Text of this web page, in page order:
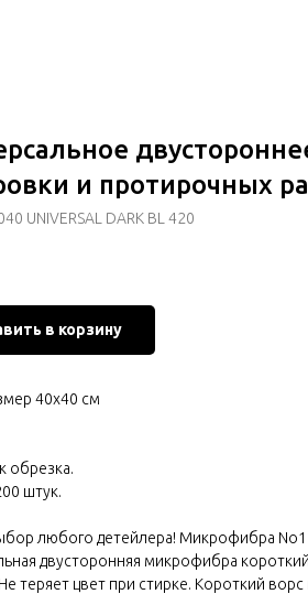
и протирочных
UNIVERSAL DARK BL 420
в корзину
40х40 см
обрезка.
штук.
любого детейлера! Микрофибра
двусторонняя микрофибра
теряет цвет при стирке. Короткий